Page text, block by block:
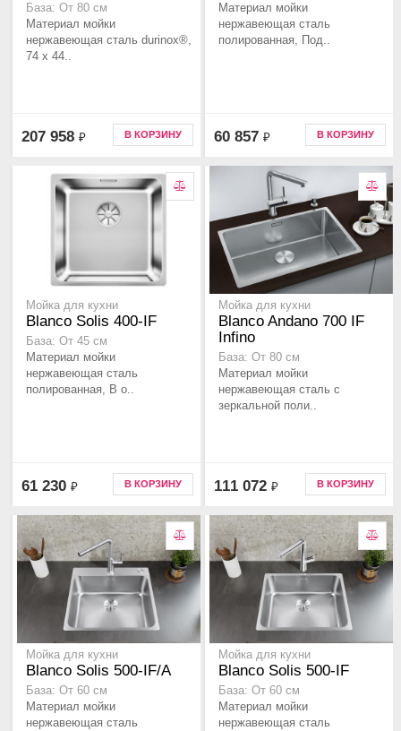
База: От 80 см
Материал мойки
нержавеющая сталь durinox®,
74 x 44..
207 958 ₽ В КОРЗИНУ
Материал мойки
нержавеющая сталь
полированная, Под..
60 857 ₽ В КОРЗИНУ
Мойка для кухни
Blanco Solis 400-IF
База: От 45 см
Материал мойки
нержавеющая сталь
полированная, В о..
61 230 ₽ В КОРЗИНУ
Мойка для кухни
Blanco Andano 700 IF
Infino
База: От 80 см
Материал мойки
нержавеющая сталь с
зеркальной поли..
111 072 ₽ В КОРЗИНУ
Мойка для кухни
Blanco Solis 500-IF/A
База: От 60 см
Материал мойки
нержавеющая сталь
Мойка для кухни
Blanco Solis 500-IF
База: От 60 см
Материал мойки
нержавеющая сталь